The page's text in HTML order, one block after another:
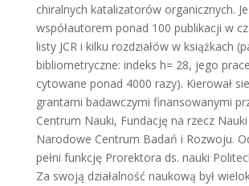
chiralnych katalizatorów organicznych.
współautorem ponad 100 publikacji w
listy JCR i kilku rozdziałów w książkach
bibliometryczne: indeks h= 28, jego
cytowane ponad 4000 razy). Kierował
grantami badawczymi finansowanymi
Centrum Nauki, Fundację na rzecz
Narodowe Centrum Badań i Rozwoju.
pełni funkcję Prorektora ds. nauki
Za swoją działalność naukową był